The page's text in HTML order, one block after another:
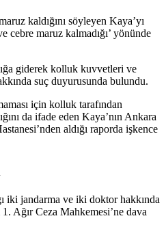
kaldığını söyleyen Kaya’yı
cebre maruz kalmadığı’ yönünde
giderek kolluk kuvvetleri ve
suç duyurusunda bulundu.
için kolluk tarafından
da ifade eden Kaya’nın Ankara
aldığı raporda işkence
iki jandarma ve iki doktor hakkında
Ağır Ceza Mahkemesi’ne dava